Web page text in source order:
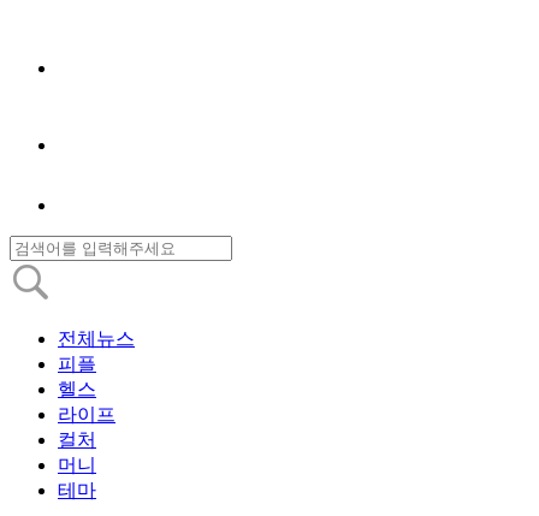
전체뉴스
피플
헬스
라이프
컬처
머니
테마